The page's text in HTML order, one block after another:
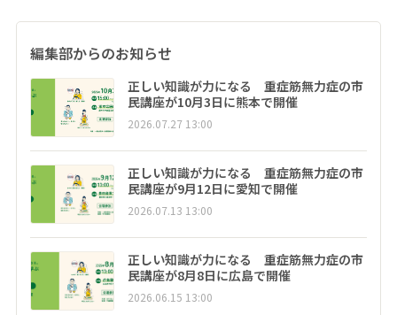
編集部からのお知らせ
正しい知識が力になる 重症筋無力症の市
民講座が10月3日に熊本で開催
2026.07.27 13:00
正しい知識が力になる 重症筋無力症の市
民講座が9月12日に愛知で開催
2026.07.13 13:00
正しい知識が力になる 重症筋無力症の市
民講座が8月8日に広島で開催
2026.06.15 13:00